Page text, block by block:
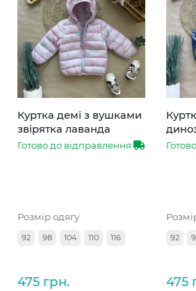
Куртка демі з вушками
звірятка лаванда
Готово до відправлення
Розмір одягу
92 98 104 110 116
475 грн.
92
475